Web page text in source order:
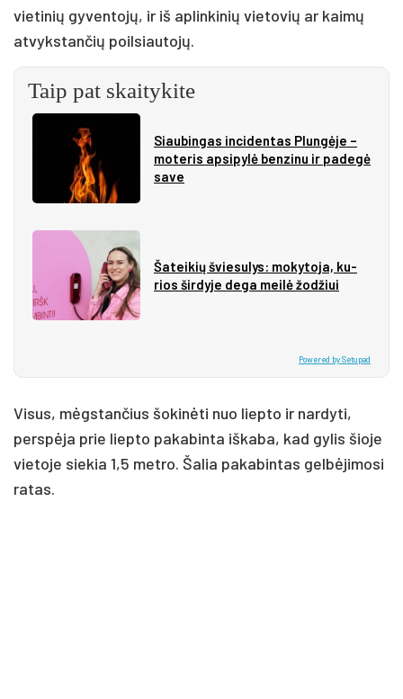
vietinių gyventojų, ir iš aplinkinių vietovių ar kaimų
atvykstančių poilsiautojų.
Taip pat skaitykite
Siau­bin­gas in­ci­den­tas Plun­gė­je –
mo­te­ris ap­si­py­lė ben­zi­nu ir pa­de­gė
sa­ve
Ša­tei­kių švie­su­lys: mo­ky­to­ja, ku­
rios šir­dy­je de­ga mei­lė žo­džiui
Powered by Setupad
Visus, mėgstančius šokinėti nuo liepto ir nardyti,
perspėja prie liepto pakabinta iškaba, kad gylis šioje
vietoje siekia 1,5 metro. Šalia pakabintas gelbėjimosi
ratas.